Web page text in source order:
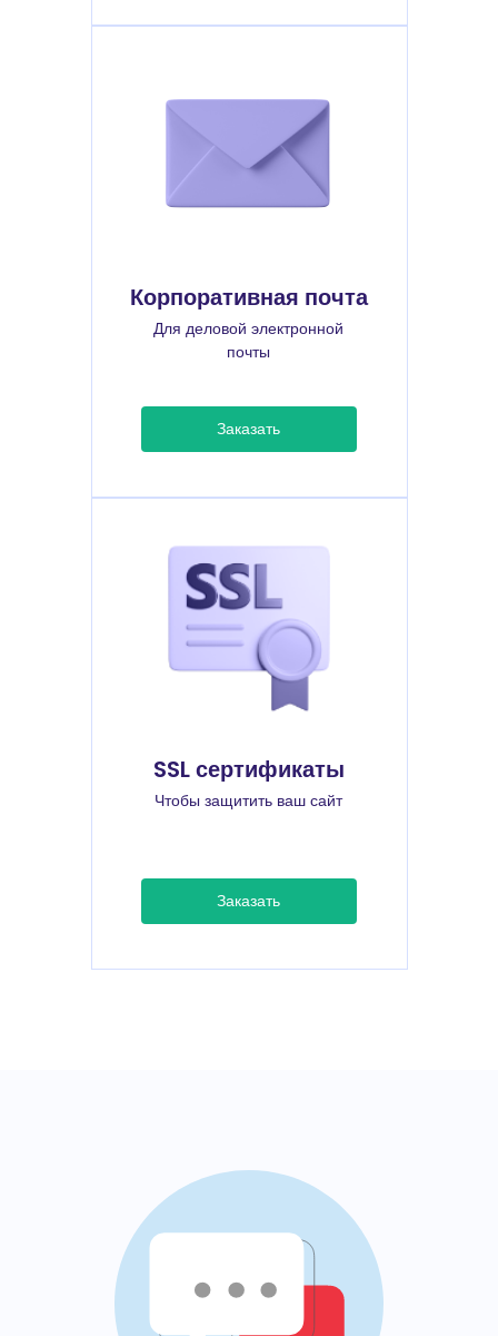
Корпоративная почта
Для деловой электронной
почты
Заказать
SSL сертификаты
Чтобы защитить ваш сайт
Заказать